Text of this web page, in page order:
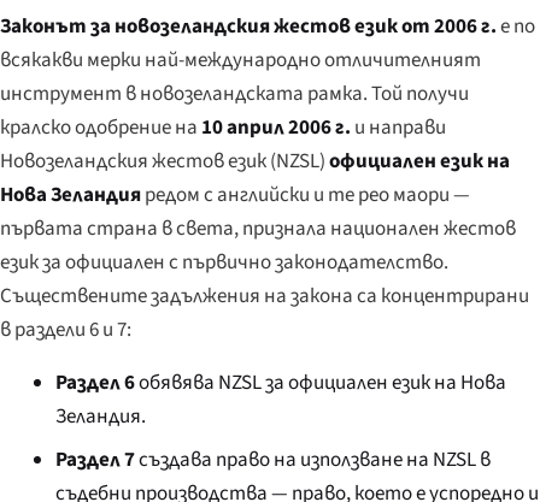
Законът за новозеландския жестов език от 2006 г.е по
всякакви мерки най-международно отличителният
инструмент в новозеландската рамка. Той получи
кралско одобрение на 10 април 2006 г. и направи
Новозеландския жестов език (NZSL)официален език на
Нова Зеландияредом с английски и те рео маори —
първата страна в света, признала национален жестов
език за официален с първично законодателство.
Съществените задължения на закона са концентрирани
в раздели 6 и 7:
Раздел 6обявява NZSL за официален език на Нова
Зеландия.
Раздел 7създава право на използване на NZSL в
съдебни производства — право, което е успоредно и